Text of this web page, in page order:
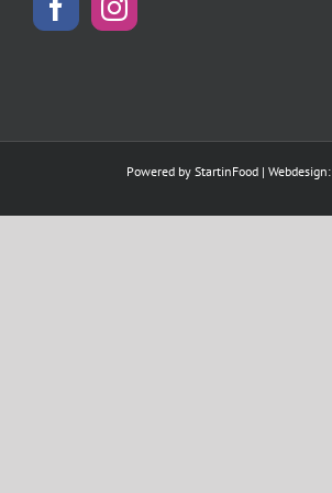
Powered by StartinFood| Webdesign: